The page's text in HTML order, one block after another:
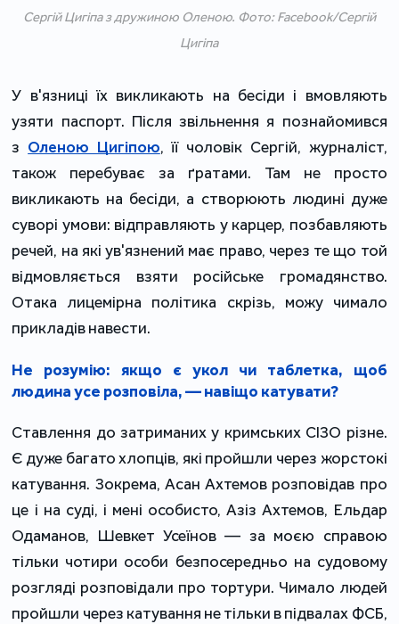
Сергій Цигіпа з дружиною Оленою. Фото: Facebook/Сергій
Цигіпа
У в'язниці їх викликають на бесіди і вмовляють
узяти паспорт. Після звільнення я познайомився
з Оленою Цигіпою, її чоловік Сергій, журналіст,
також перебуває за ґратами. Там не просто
викликають на бесіди, а створюють людині дуже
суворі умови: відправляють у карцер, позбавляють
речей, на які ув'язнений має право, через те що той
відмовляється взяти російське громадянство.
Отака лицемірна політика скрізь, можу чимало
прикладів навести.
Не розумію: якщо є укол чи таблетка, щоб
людина усе розповіла, — навіщо катувати?
Ставлення до затриманих у кримських СІЗО різне.
Є дуже багато хлопців, які пройшли через жорстокі
катування. Зокрема, Асан Ахтемов розповідав про
це і на суді, і мені особисто, Азіз Ахтемов, Ельдар
Одаманов, Шевкет Усеїнов — за моєю справою
тільки чотири особи безпосередньо на судовому
розгляді розповідали про тортури. Чимало людей
пройшли через катування не тільки в підвалах ФСБ,